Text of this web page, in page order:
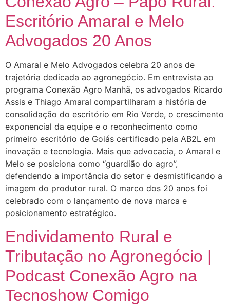
Escritório Amaral e Melo
Advogados 20 Anos
O Amaral e Melo Advogados celebra 20 anos de
trajetória dedicada ao agronegócio. Em entrevista ao
programa Conexão Agro Manhã, os advogados Ricardo
Assis e Thiago Amaral compartilharam a história de
consolidação do escritório em Rio Verde, o crescimento
exponencial da equipe e o reconhecimento como
primeiro escritório de Goiás certificado pela AB2L em
inovação e tecnologia. Mais que advocacia, o Amaral e
Melo se posiciona como “guardião do agro”,
defendendo a importância do setor e desmistificando a
imagem do produtor rural. O marco dos 20 anos foi
celebrado com o lançamento de nova marca e
posicionamento estratégico.
Endividamento Rural e
Tributação no Agronegócio |
Podcast Conexão Agro na
Tecnoshow Comigo